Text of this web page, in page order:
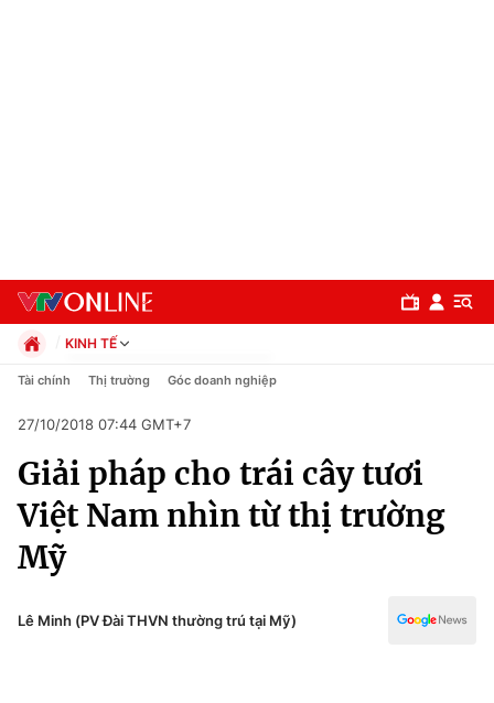
Chuyên mục
Chính trị
Xã hội
Pháp luật
KINH TẾ
Chính trị
Pháp luật
Kinh tế
Thể thao
Truyền hình
Công nghệ
Tài chính Thị trường Góc doanh nghiệp
27/10/2018 07:44 GMT+7
Giải pháp cho trái cây tươi
Việt Nam nhìn từ thị trường
Mỹ
Lê Minh (PV Đài THVN thường trú tại Mỹ)